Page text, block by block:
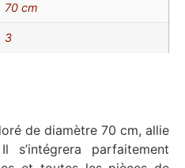
70 cm
3
de diamètre 70 cm, allie
s’intégrera parfaitement